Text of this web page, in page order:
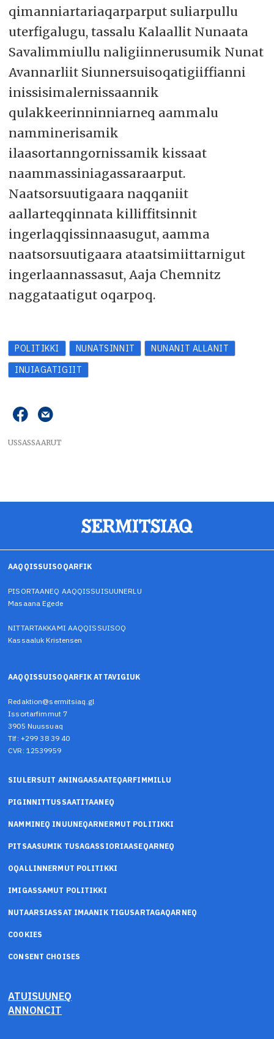
qimanniartariaqarparput suliarpullu
uterfigalugu, tassalu Kalaallit Nunaata
Savalimmiullu naligiinnerusumik Nunat
Avannarliit Siunnersuisoqatigiiffianni
inissisimalernissaannik
qulakkeerinninniarneq aammalu
namminerisamik
ilaasortanngornissamik kissaat
naammassiniagassaraarput.
Naatsorsuutigaara naqqaniit
aallarteqqinnata killiffitsinnit
ingerlaqqissinnaasugut, aamma
naatsorsuutigaara ataatsimiittarnigut
ingerlaannassasut, Aaja Chemnitz
naggataatigut oqarpoq.
POLITIKKI NUNATSINNIT
NUNANIT ALLANIT
INUIAGATIGIIT
USSASSAARUT
AAQQISSUISOQARFIK
PISORTAANEQ AAQQISSUISUUNERLU
Masaana Egede
NITTARTAKKAMI AAQQISSUISOQ
Kassaaluk Kristensen
AAQQISSUISOQARFIK ATTAVIGIUK
Redaktion@sermitsiaq.gl
Issortarfimmut 7
3905 Nuussuaq
Tlf: +299 38 39 40
CVR: 12539959
SIULERSUIT ANINGAASAATEQARFIMMILLU
PIGINNITTUSSAATITAANEQ
NAMMINEQ INUUNEQARNERMUT POLITIKKI
PITSAASUMIK TUSAGASSIORIAASEQARNEQ
OQALLINNERMUT POLITIKKI
IMIGASSAMUT POLITIKKI
NUTAARSIASSAT IMAANIK TIGUSARTAGAQARNEQ
COOKIES
CONSENT CHOISES
ATUISUUNEQ
ANNONCIT